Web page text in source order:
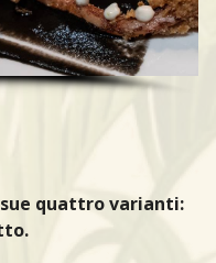
quattro varianti: